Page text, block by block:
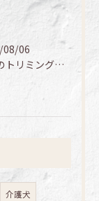
08/06
みんなのトリミング日記🌟
介護犬